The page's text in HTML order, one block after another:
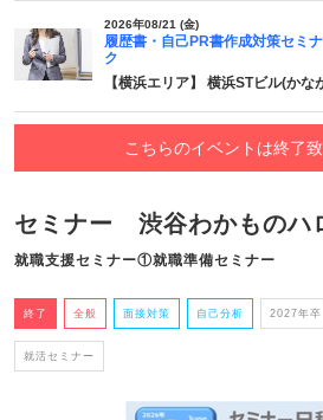
2026年08/21 (金)
履歴書・自己PR書作成対策セミ
ク
【横浜エリア】 横浜STビル(か
こちらのイベントは終了致
セミナー 渋谷わかものハ
就職支援セミナー①就職準備セミナー
終了 全般 面接対策 自己分析 2027年卒
就活セミナー